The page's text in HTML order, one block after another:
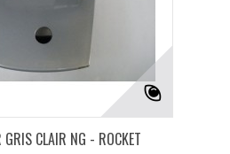
GRIS CLAIR NG - ROCKET